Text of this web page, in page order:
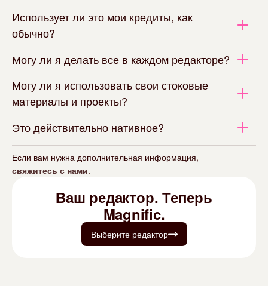
Использует ли это мои кредиты, как
обычно?
Могу ли я делать все в каждом редакторе?
Могу ли я использовать свои стоковые
материалы и проекты?
Это действительно нативное?
Если вам нужна дополнительная информация,
свяжитесь с нами.
Ваш редактор. Теперь
Magnific.
Выберите редактор